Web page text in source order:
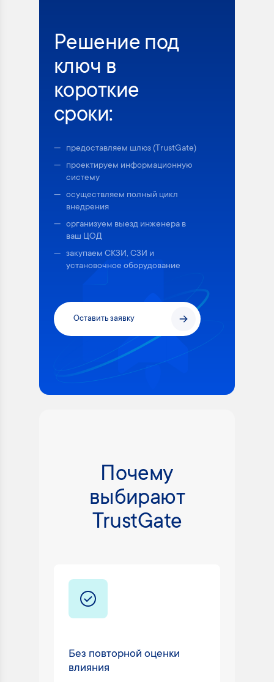
Решение под
ключ в
короткие
сроки:
предоставляем шлюз (TrustGate)
проектируем информационную
систему
осуществляем полный цикл
внедрения
организуем выезд инженера в
ваш ЦОД
закупаем СКЗИ, СЗИ и
установочное оборудование
Оставить заявку
Почему
выбирают
TrustGate
Без повторной оценки
влияния